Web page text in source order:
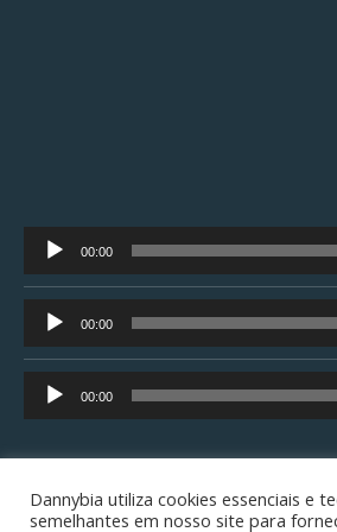
Tocador
de
áudio
00:00
Tocador
de
áudio
00:00
Tocador
de
00:00
Dannybia utiliza cookies essenciais e
semelhantes em nosso site para